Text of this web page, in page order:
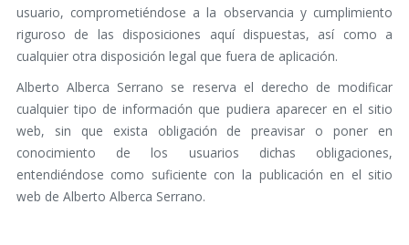
usuario, comprometiéndose a la observancia y cumplimiento
riguroso de las disposiciones aquí dispuestas, así como a
cualquier otra disposición legal que fuera de aplicación.
Alberto Alberca Serrano se reserva el derecho de modificar
cualquier tipo de información que pudiera aparecer en el sitio
web, sin que exista obligación de preavisar o poner en
conocimiento de los usuarios dichas obligaciones,
entendiéndose como suficiente con la publicación en el sitio
web de Alberto Alberca Serrano.